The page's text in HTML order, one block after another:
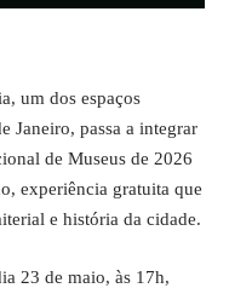
um dos espaços
Janeiro, passa a integrar
de Museus de 2026
experiência gratuita que
e história da cidade.
23 de maio, às 17h,